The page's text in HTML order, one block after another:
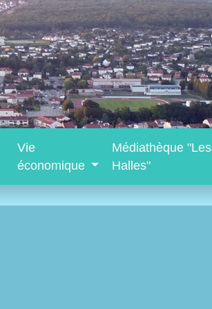
Vie
économique
Médiathèque "Les
Halles"